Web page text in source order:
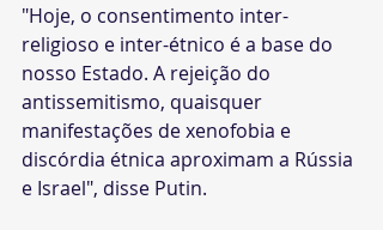
"Hoje, o consentimento inter-
religioso e inter-étnico é a base do
nosso Estado. A rejeição do
antissemitismo, quaisquer
manifestações de xenofobia e
discórdia étnica aproximam a Rússia
e Israel", disse Putin.